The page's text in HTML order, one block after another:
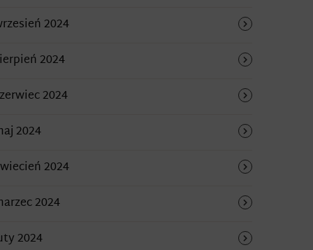
2024
2024
2024
2024
2024
2024
2024